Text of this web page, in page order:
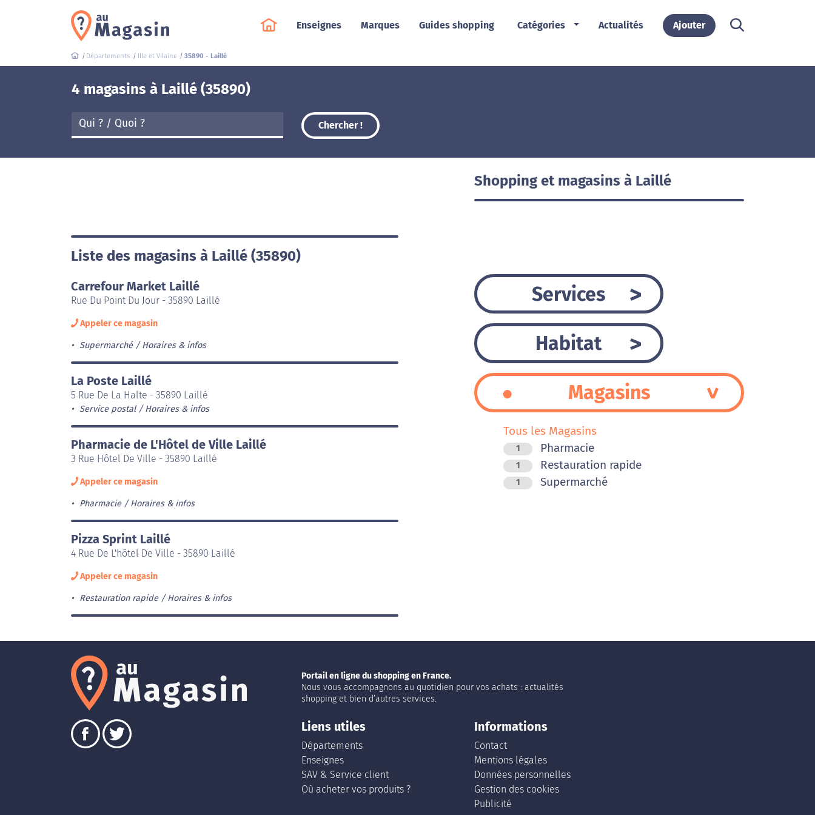
Enseignes Marques Guides shopping Catégories Actualités Ajouter
Départements Ille et Vilaine 35890 - Laillé
4 magasins à Laillé (35890)
Chercher !
Liste des magasins à Laillé (35890)
Carrefour Market Laillé
Rue Du Point Du Jour - 35890 Laillé
Appeler ce magasin
Supermarché Horaires & infos
La Poste Laillé
5 Rue De La Halte - 35890 Laillé
Service postal Horaires & infos
Pharmacie de L'Hôtel de Ville Laillé
3 Rue Hôtel De Ville - 35890 Laillé
Appeler ce magasin
Pharmacie Horaires & infos
Pizza Sprint Laillé
4 Rue De L'hôtel De Ville - 35890 Laillé
Appeler ce magasin
Restauration rapide Horaires & infos
Shopping et magasins à Laillé
Services
Habitat
Magasins
Tous les Magasins
1 Pharmacie
1 Restauration rapide
1 Supermarché
Portail en ligne du shopping en France.
Nous vous accompagnons au quotidien pour vos achats : actualités
shopping et bien d’autres services.
Liens utiles
Départements
Enseignes
SAV & Service client
Où acheter vos produits ?
Informations
Contact
Mentions légales
Données personnelles
Gestion des cookies
Publicité